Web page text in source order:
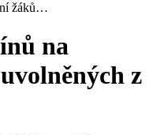
žáků…
na
z